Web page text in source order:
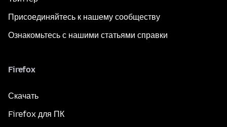
Присоединяйтесь к нашему сообществу
Ознакомьтесь с нашими статьями справки
Firefox
Скачать
Firefox для ПК